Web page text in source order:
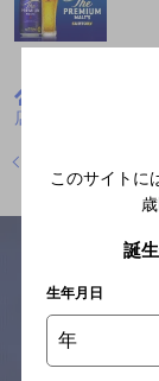
店
サ
※それぞれのお
このサイトに
誕
生年月日
年